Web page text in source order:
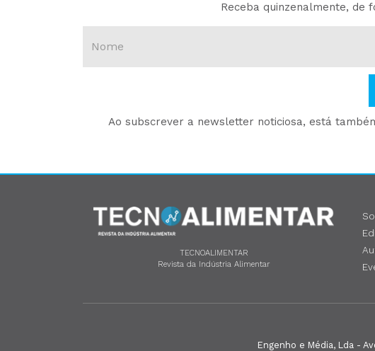
Receba quinzenalmente, de
Ao subscrever a newsletter noticiosa, está
TECNOALIMENTAR
Revista da Indústria Alimentar
Engenho e Média, Lda -